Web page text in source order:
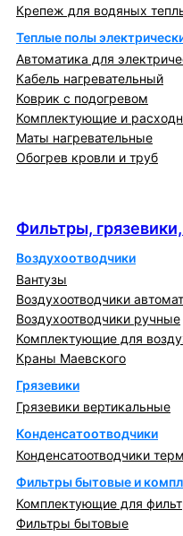
Крепеж для водяных
Теплые полы
Автоматика для
Кабель нагревательный
Коврик с подогревом
Комплектующие и
Маты нагревательные
Обогрев кровли и труб
Фильтры,
Воздухоотводчики
Вантузы
Воздухоотводчики
Воздухоотводчики ручные
Комплектующие для
Краны Маевского
Грязевики
Грязевики вертикальные
Конденсатоотводчики
Конденсатоотводчики
Фильтры бытовые и
Комплектующие для
Фильтры бытовые